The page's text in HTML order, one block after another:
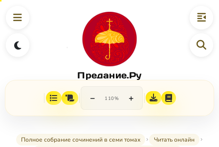
Предание.Ру
− 110% +
Полное собрание сочинений в семи томах
Читать онлайн